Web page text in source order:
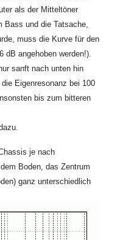
als der Mitteltöner
Bass und die Tatsache,
muss die Kurve für den
angehoben werden!).
sanft nach unten hin
Eigenresonanz bei 100
bis zum bitteren
je nach
Boden, das Zentrum
ganz unterschiedlich